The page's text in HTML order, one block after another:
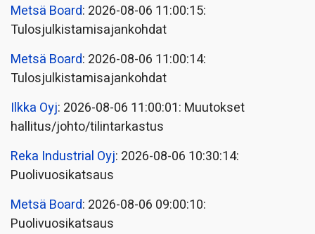
Metsä Board: 2026-08-06 11:00:15:
Tulosjulkistamisajankohdat
Metsä Board: 2026-08-06 11:00:14:
Tulosjulkistamisajankohdat
Ilkka Oyj: 2026-08-06 11:00:01: Muutokset
hallitus/johto/tilintarkastus
Reka Industrial Oyj: 2026-08-06 10:30:14:
Puolivuosikatsaus
Metsä Board: 2026-08-06 09:00:10:
Puolivuosikatsaus